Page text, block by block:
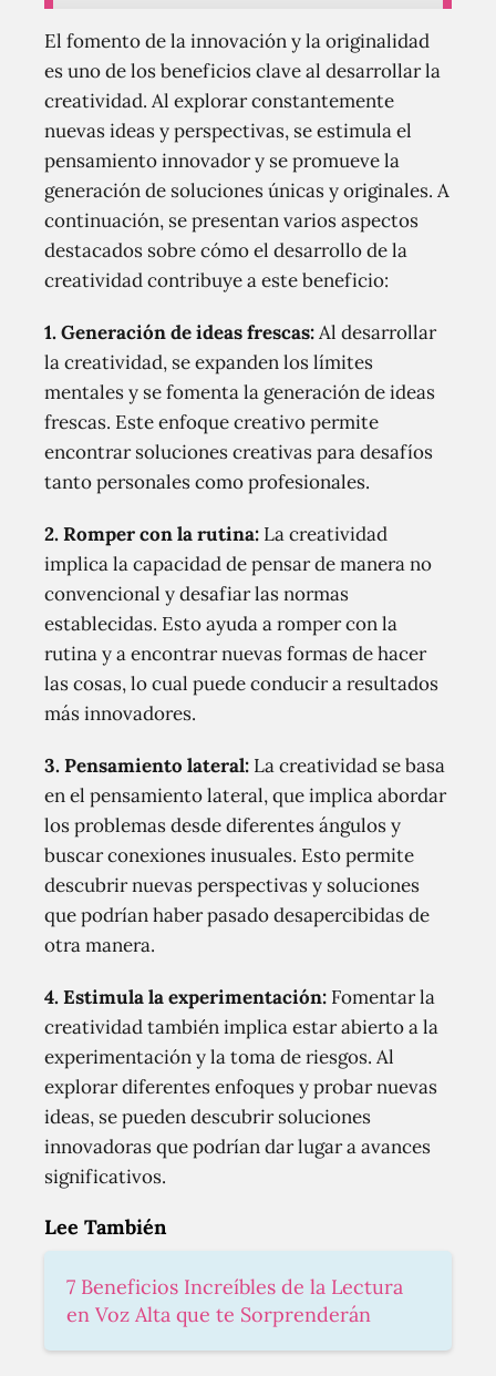
El fomento de la innovación y la originalidad
es uno de los beneficios clave al desarrollar la
creatividad. Al explorar constantemente
nuevas ideas y perspectivas, se estimula el
pensamiento innovador y se promueve la
generación de soluciones únicas y originales. A
continuación, se presentan varios aspectos
destacados sobre cómo el desarrollo de la
creatividad contribuye a este beneficio:
1. Generación de ideas frescas:Al desarrollar
la creatividad, se expanden los límites
mentales y se fomenta la generación de ideas
frescas. Este enfoque creativo permite
encontrar soluciones creativas para desafíos
tanto personales como profesionales.
2. Romper con la rutina: La creatividad
implica la capacidad de pensar de manera no
convencional y desafiar las normas
establecidas. Esto ayuda a romper con la
rutina y a encontrar nuevas formas de hacer
las cosas, lo cual puede conducir a resultados
más innovadores.
3. Pensamiento lateral: La creatividad se basa
en el pensamiento lateral, que implica abordar
los problemas desde diferentes ángulos y
buscar conexiones inusuales. Esto permite
descubrir nuevas perspectivas y soluciones
que podrían haber pasado desapercibidas de
otra manera.
4. Estimula la experimentación: Fomentar la
creatividad también implica estar abierto a la
experimentación y la toma de riesgos. Al
explorar diferentes enfoques y probar nuevas
ideas, se pueden descubrir soluciones
innovadoras que podrían dar lugar a avances
significativos.
Lee También
7 Beneficios Increíbles de la Lectura
en Voz Alta que te Sorprenderán